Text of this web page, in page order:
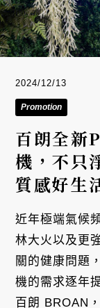
2024/12/13
Promotion
百朗全新
機，不只
質感好生
近年極端氣候
林大火以及更
關的健康問題
機的需求逐年
百朗 BROAN